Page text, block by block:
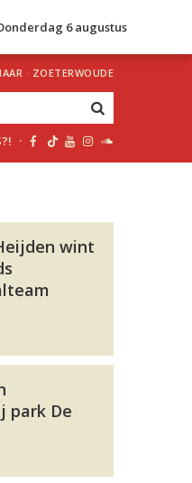
6 augustus
· ZOETERWOUDE
·
wint
park De